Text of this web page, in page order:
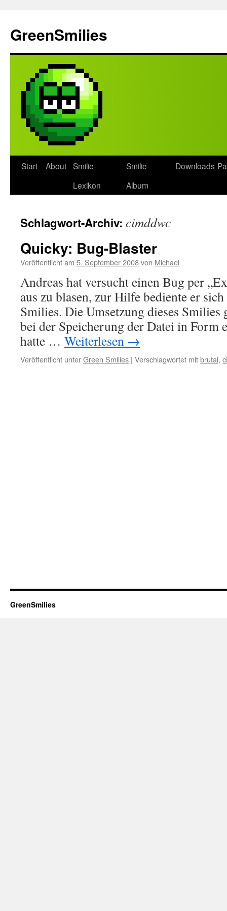
springen
GreenSmilies
Start About Smilie-
Lexikon
Smilie-
Album
Downloads
Schlagwort-Archiv: cimddwc
Quicky: Bug-Blaster
Veröffentlicht am 5. September 2008von Michael
Andreas hat versucht einen Bug per
aus zu blasen, zur Hilfe bediente er
Smilies. Die Umsetzung dieses
bei der Speicherung der Datei in Form
hatte … Weiterlesen →
Veröffentlicht unterGreen Smilies | Verschlagwortet mitbrutal,
GreenSmilies